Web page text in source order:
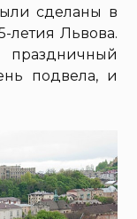
сделаны в
летия Львова.
подвела, и